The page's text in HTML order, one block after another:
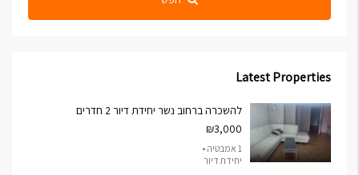
Latest Properties
להשכרה ברחוב נשר יחידת דיור 2 חדרים
₪3,000
1 אמבטיה •
יחידת דיור